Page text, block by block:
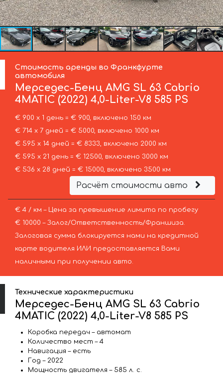
Стоимость аренды во Франкфурте
автомобиля
Мерседес-Бенц AMG SL 63 Cabrio
4MATIC (2022) 4,0-Liter-V8 585 PS
€ 900 х 1 день = € 900, включено 150 км
€ 714 х 7 дней = € 5000, включено 1000 км
€ 595 х 14 дней = € 8333, включено 2000 км
€ 595 х 21 день = € 12500, включено 3000 км
€ 536 х 28 дней = € 15000, включено 3500 км
Расчёт стоимости авто
€ 4 / км – Цена за превышение лимита по пробегу
€ 10000 – Залог/Ответственность/Франшиза.
Залоговая сумма блокируется нами на кредитной
карте водителя ИЛИ предоставляется Вами
наличными при получении авто.
Технические характеристики
Мерседес-Бенц AMG SL 63 Cabrio
4MATIC (2022) 4,0-Liter-V8 585 PS
Коробка передач – автомат
Количество мест – 4
Навигация – есть
Год – 2022
Мощность двигателя – 585 л. с.